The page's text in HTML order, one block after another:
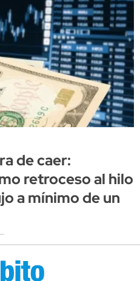
de caer:
retroceso al hilo
a mínimo de un